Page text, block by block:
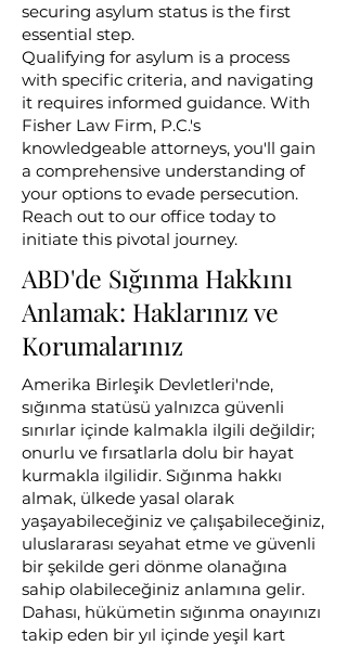
securing asylum status is the first
essential step.
Qualifying for asylum is a process
with specific criteria, and navigating
it requires informed guidance. With
Fisher Law Firm, P.C.'s
knowledgeable attorneys, you'll gain
a comprehensive understanding of
your options to evade persecution.
Reach out to our office today to
initiate this pivotal journey.
ABD'de Sığınma Hakkını
Anlamak: Haklarınız ve
Korumalarınız
Amerika Birleşik Devletleri'nde,
sığınma statüsü yalnızca güvenli
sınırlar içinde kalmakla ilgili değildir;
onurlu ve fırsatlarla dolu bir hayat
kurmakla ilgilidir. Sığınma hakkı
almak, ülkede yasal olarak
yaşayabileceğiniz ve çalışabileceğiniz,
uluslararası seyahat etme ve güvenli
bir şekilde geri dönme olanağına
sahip olabileceğiniz anlamına gelir.
Dahası, hükümetin sığınma onayınızı
takip eden bir yıl içinde yeşil kart